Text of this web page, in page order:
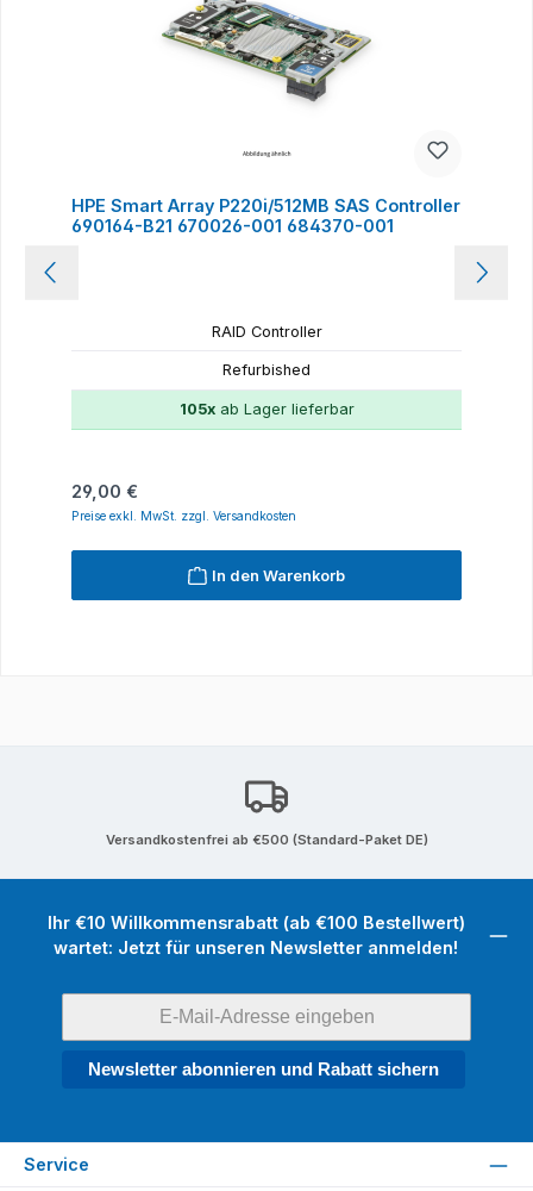
HPE Smart Array P220i/512MB SAS Controller
690164-B21 670026-001 684370-001
RAID Controller
Refurbished
105xab Lager lieferbar
Regulärer Preis:
29,00 €
Preise exkl. MwSt. zzgl. Versandkosten
In den Warenkorb
Versandkostenfrei ab €500 (Standard-Paket DE)
Ihr €10 Willkommensrabatt (ab €100 Bestellwert)
wartet: Jetzt für unseren Newsletter anmelden!
Newsletter abonnieren und Rabatt sichern
Service